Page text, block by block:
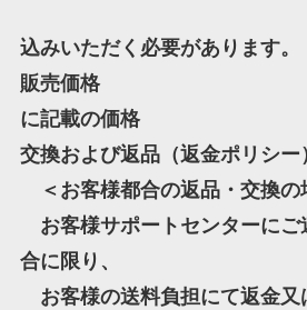
3 日以内
込みいただく必要があります。
販売価格 各商
に記載の価格
交換および返品（返金ポリシー
＜お客様都合の返品・交換の
お客様サポートセンターにご
合に限り、
お客様の送料負担にて返金